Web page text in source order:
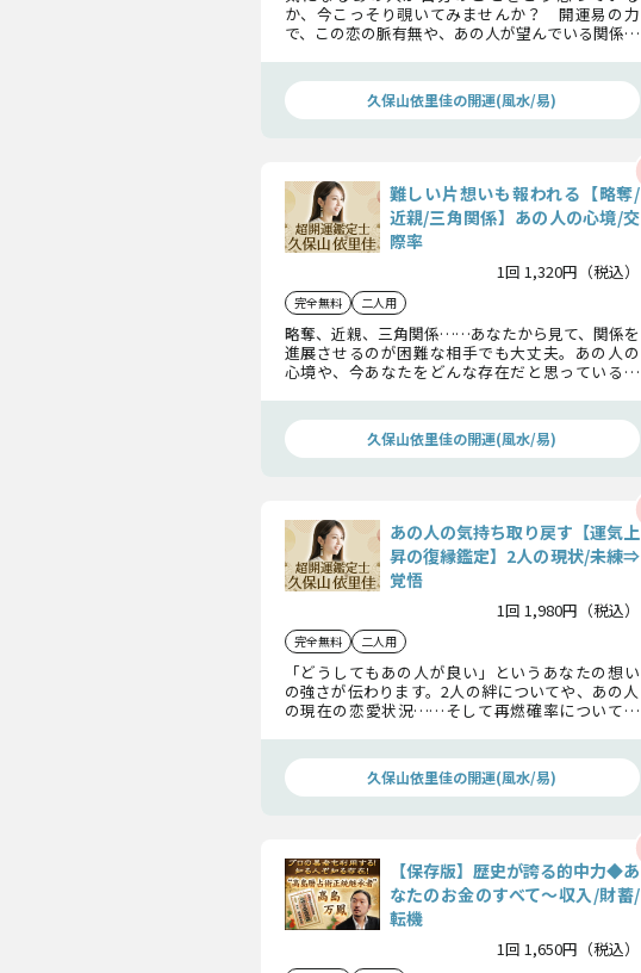
か、今こっそり覗いてみませんか？ 開運易の力
で、この恋の脈有無や、あの人が望んでいる関係を
久保山依里佳の開運(風水/易)
難しい片想いも報われる【略奪/
近親/三角関係】あの人の心境/交
際率
1回 1,320円（税込）
完全無料 二人用
略奪、近親、三角関係……あなたから見て、関係を
進展させるのが困難な相手でも大丈夫。あの人の
心境や、今あなたをどんな存在だと思っているか
久保山依里佳の開運(風水/易)
あの人の気持ち取り戻す【運気上
昇の復縁鑑定】2人の現状/未練⇒
覚悟
1回 1,980円（税込）
完全無料 二人用
「どうしてもあの人が良い」というあなたの想い
の強さが伝わります。2人の絆についてや、あの人
の現在の恋愛状況……そして再燃確率について一
久保山依里佳の開運(風水/易)
【保存版】歴史が誇る的中力◆あ
なたのお金のすべて〜収入/財蓄/
転機
1回 1,650円（税込）